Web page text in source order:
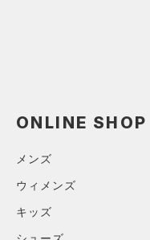
シューズ
ONLINE SHOP
メンズ
ウィメンズ
キッズ